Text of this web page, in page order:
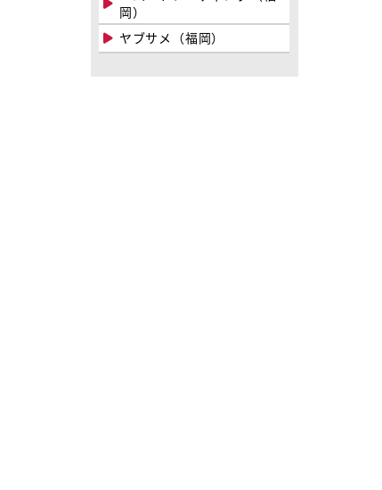
岡）
ヤブサメ（福岡）